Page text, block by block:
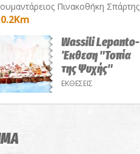
Πινακοθήκη Σπάρτης
Wassili Lepanto-
Έκθεση "Τοπία
της Ψυχής"
ΕΚΘΕΣΕΙΣ